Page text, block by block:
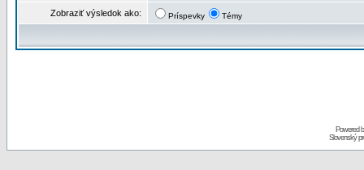
Zobraziť výsledok ako: Príspevky Témy
Powered
Slovenský